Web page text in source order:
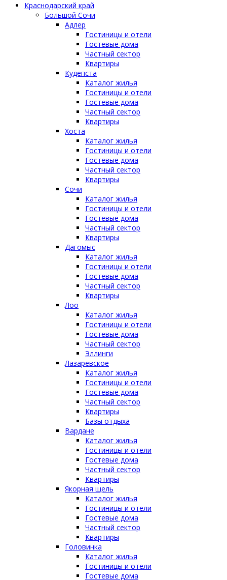
Краснодарский край
Большой Сочи
Адлер
Гостиницы и отели
Гостевые дома
Частный сектор
Квартиры
Кудепста
Каталог жилья
Гостиницы и отели
Гостевые дома
Частный сектор
Квартиры
Хоста
Каталог жилья
Гостиницы и отели
Гостевые дома
Частный сектор
Квартиры
Сочи
Каталог жилья
Гостиницы и отели
Гостевые дома
Частный сектор
Квартиры
Дагомыс
Каталог жилья
Гостиницы и отели
Гостевые дома
Частный сектор
Квартиры
Лоо
Каталог жилья
Гостиницы и отели
Гостевые дома
Частный сектор
Эллинги
Лазаревское
Каталог жилья
Гостиницы и отели
Гостевые дома
Частный сектор
Квартиры
Базы отдыха
Вардане
Каталог жилья
Гостиницы и отели
Гостевые дома
Частный сектор
Квартиры
Якорная щель
Каталог жилья
Гостиницы и отели
Гостевые дома
Частный сектор
Квартиры
Головинка
Каталог жилья
Гостиницы и отели
Гостевые дома